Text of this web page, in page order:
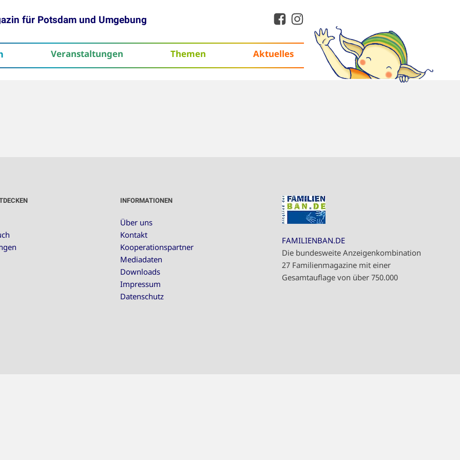
für Potsdam und Umgebung
Veranstaltungen Themen Aktuelles
INFORMATIONEN
Über uns
Kontakt
Kooperationspartner
Mediadaten
Downloads
Impressum
Datenschutz
FAMILIENBAN.DE
Die bundesweite Anzeigenkombination
27 Familienmagazine mit einer
Gesamtauflage von über 750.000